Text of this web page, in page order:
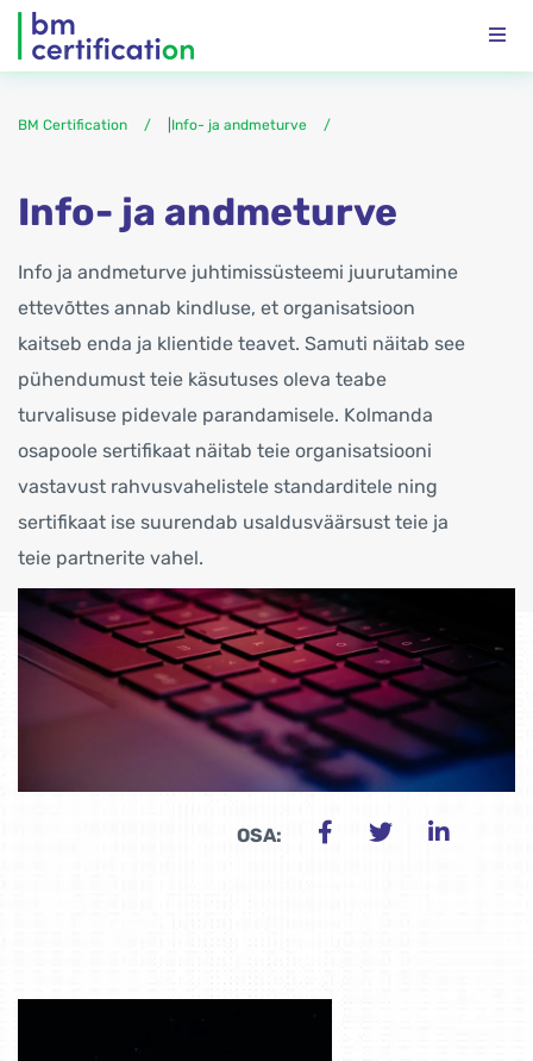
BM Certification Info- ja andmeturve
Info- ja andmeturve
Info ja andmeturve juhtimissüsteemi juurutamine
ettevõttes annab kindluse, et organisatsioon
kaitseb enda ja klientide teavet. Samuti näitab see
pühendumust teie käsutuses oleva teabe
turvalisuse pidevale parandamisele. Kolmanda
osapoole sertifikaat näitab teie organisatsiooni
vastavust rahvusvahelistele standarditele ning
sertifikaat ise suurendab usaldusväärsust teie ja
teie partnerite vahel.
OSA: